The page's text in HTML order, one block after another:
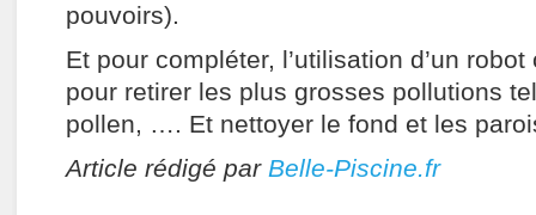
pouvoirs).
Et pour compléter, l’utilisation d’un robot
pour retirer les plus grosses pollutions
pollen, …. Et nettoyer le fond et les
Article rédigé par Belle-Piscine.fr